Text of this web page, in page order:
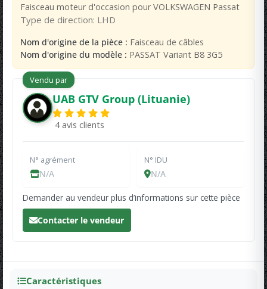
Faisceau moteur d'occasion pour VOLKSWAGEN Passat
Type de direction: LHD
Nom d'origine de la pièce : Faisceau de câbles
Nom d'origine du modèle : PASSAT Variant B8 3G5
Vendu par
UAB GTV Group (Lituanie)
4 avis clients
N° agrément
N/A
N° IDU
N/A
Demander au vendeur plus d’informations sur cette pièce
Contacter le vendeur
Caractéristiques